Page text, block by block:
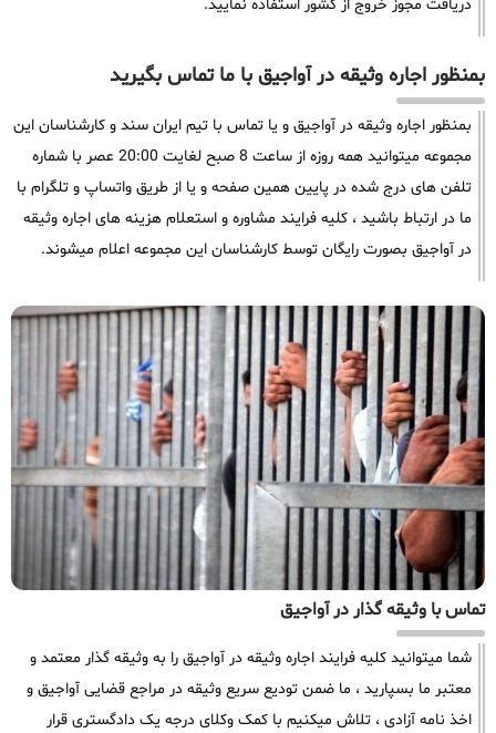
دریافت مجوز خروج از کشور استفاده نمایید.
بمنظور اجاره وثیقه در آواجیق با ما تماس بگیرید
بمنظور اجاره وثیقه در آواجیق و یا تماس با تیم ایران سند و کارشناسان این
مجموعه میتوانید همه روزه از ساعت 8 صبح لغایت 20:00 عصر با شماره
تلفن های درج شده در پایین همین صفحه و یا از طریق واتساپ و تلگرام با
ما در ارتباط باشید ، کلیه فرایند مشاوره و استعلام هزینه های اجاره وثیقه
در آواجیق بصورت رایگان توسط کارشناسان این مجموعه اعلام میشوند.
تماس با وثیقه گذار در آواجیق
شما میتوانید کلیه فرایند اجاره وثیقه در آواجیق را به وثیقه گذار معتمد و
معتبر ما بسپارید ، ما ضمن تودیع سریع وثیقه در مراجع قضایی آواجیق و
اخذ نامه آزادی ، تلاش میکنیم با کمک وکلای درجه یک دادگستری قرار